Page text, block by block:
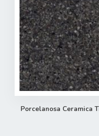
Porcelanosa Ceramica